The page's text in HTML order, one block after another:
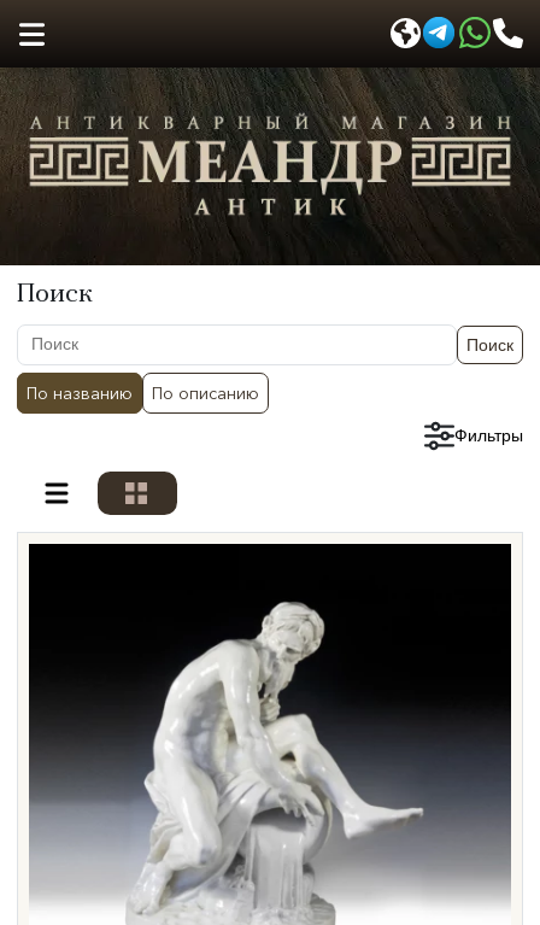
Поиск
Поиск
По названию По описанию
Фильтры
Разделы
Направление
Производитель